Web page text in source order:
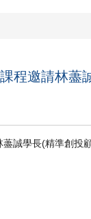
程邀請林藎
誠學長(精準創投